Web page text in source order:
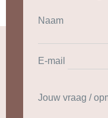
Naam
E-mail
Jouw vraag /